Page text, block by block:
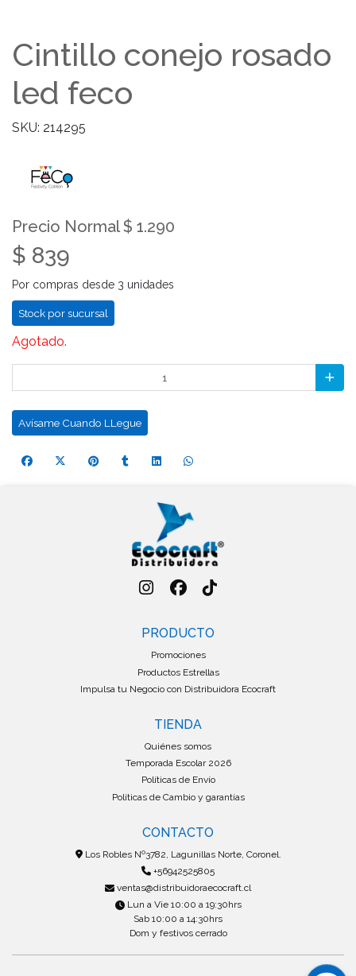
Cintillo conejo rosado
led feco
SKU: 214295
Precio Normal $ 1.290
$ 839
Por compras desde 3 unidades
Stock por sucursal
Agotado.
Avísame Cuando LLegue
PRODUCTO
Promociones
Productos Estrellas
Impulsa tu Negocio con Distribuidora Ecocraft
TIENDA
Quiénes somos
Temporada Escolar 2026
Políticas de Envío
Políticas de Cambio y garantías
CONTACTO
Los Robles Nº3782, Lagunillas Norte, Coronel.
+56942525805
ventas@distribuidoraecocraft.cl
Lun a Vie 10:00 a 19:30hrs
Sab 10:00 a 14:30hrs
Dom y festivos cerrado